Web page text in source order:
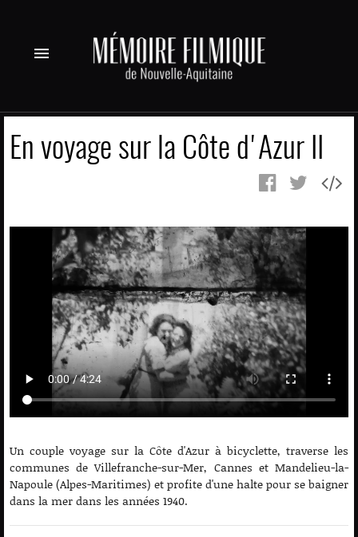
menu
En voyage sur la Côte d'Azur II
Un couple voyage sur la Côte d'Azur à bicyclette, traverse les
communes de Villefranche-sur-Mer, Cannes et Mandelieu-la-
Napoule (Alpes-Maritimes) et profite d'une halte pour se baigner
dans la mer dans les années 1940.